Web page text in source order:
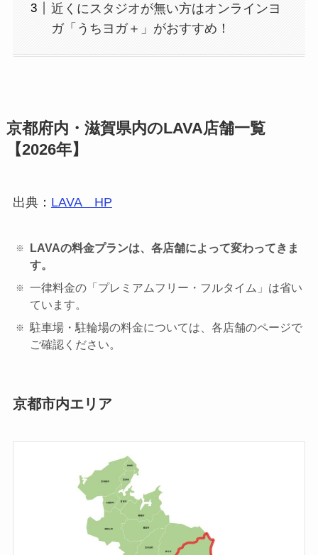
近くにスタジオが無い方はオンラインヨ
ガ「うちヨガ＋」がおすすめ！
京都府内・滋賀県内のLAVA店舗一覧
【2026年】
出典： LAVA HP
LAVAの料金プランは、各店舗によって変わってきま
す。
一律料金の「プレミアムフリー・フルタイム」は省い
ています。
駐車場・駐輪場の料金については、各店舗のページで
ご確認ください。
京都市内エリア